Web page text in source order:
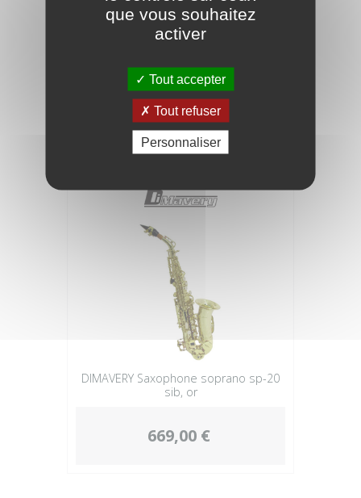
Sangle Easy pour saxophone
entièrement réglable avec
rembourrage de cou rouge
24,90 €
DIMAVERY Saxophone soprano sp-20
sib, or
669,00 €
que vous souhaitez
activer
Tout accepter
Tout refuser
Personnaliser